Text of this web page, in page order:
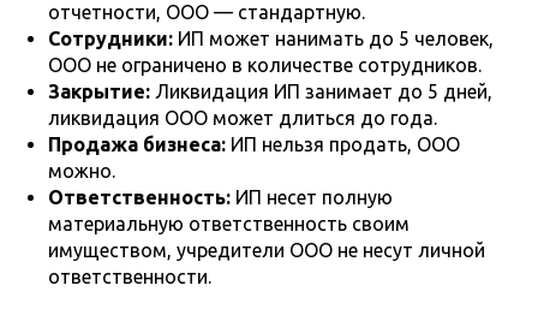
отчетности, ООО — стандартную.
Сотрудники: ИП может нанимать до 5 человек,
ООО не ограничено в количестве сотрудников.
Закрытие: Ликвидация ИП занимает до 5 дней,
ликвидация ООО может длиться до года.
Продажа бизнеса: ИП нельзя продать, ООО
можно.
Ответственность: ИП несет полную
материальную ответственность своим
имуществом, учредители ООО не несут личной
ответственности.